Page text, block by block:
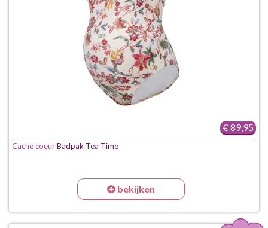
€ 89,95
Cache coeurBadpak Tea Time
bekijken